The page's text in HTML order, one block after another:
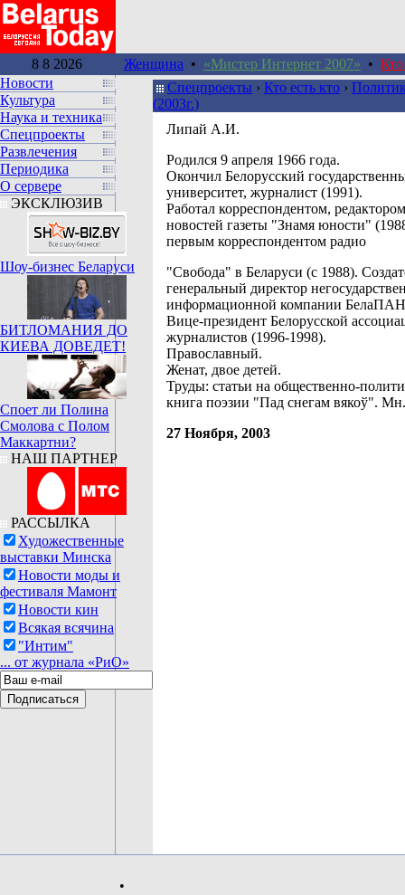
8 8 2026 Женщина • «Мистер Интернет 2007» • Кто
Новости
Культура
Наука и техника
Спецпроекты
Развлечения
Периодика
О сервере
ЭКСКЛЮЗИВ
Шоу-бизнес Беларуси
БИТЛОМАНИЯ ДО
КИЕВА ДОВЕДЕТ!
Споет ли Полина
Смолова с Полом
Маккартни?
НАШ ПАРТНЕР
РАССЫЛКА
Художественные
выставки Минска
Новости моды и
фестиваля Мамонт
Новости кин
Всякая всячина
"Интим"
... от журнала «РиО»
Спецпроекты › Кто есть кто ›
(2003г.)
Липай А.И.
Родился 9 апреля 1966 года.
Окончил Белорусский
университет, журналист (1991).
Работал корреспондентом,
новостей газеты "Знамя юности"
первым корреспондентом радио
"Свобода" в Беларуси (с 1988).
генеральный директор
информационной компании
Вице-президент Белорусской
журналистов (1996-1998).
Православный.
Женат, двое детей.
Труды: статьи на общественно-
книга поэзии "Пад снегам вякоў".
27 Ноября, 2003
•